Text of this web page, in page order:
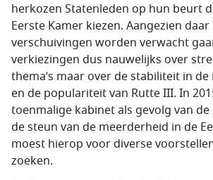
herkozen Statenleden op hun beurt
Eerste Kamer kiezen. Aangezien
verschuivingen worden verwacht
verkiezingen dus nauwelijks over
thema’s maar over de stabiliteit in
en de populariteit van Rutte III. In
toenmalige kabinet als gevolg van de
de steun van de meerderheid in de
moest hierop voor diverse
zoeken.